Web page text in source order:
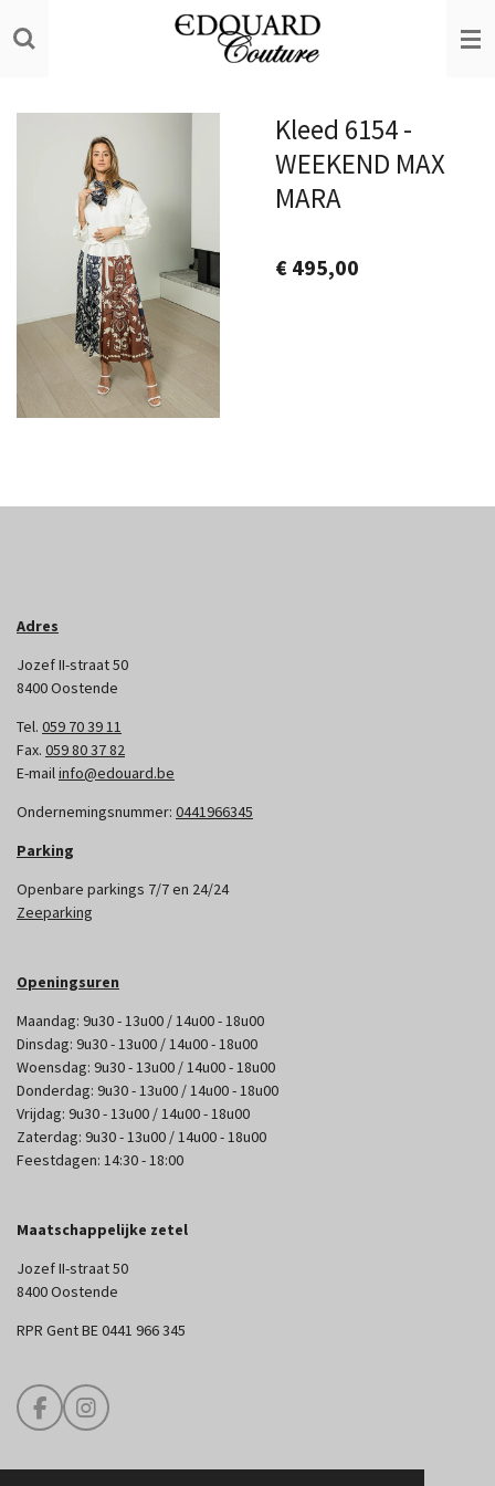
direct
Kleed 6154 -
WEEKEND MAX
MARA
€ 495,00
Adres
Jozef II-straat 50
8400 Oostende
Tel. 059 70 39 11
Fax. 059 80 37 82
E-mailinfo@edouard.be
Ondernemingsnummer: 0441966345
Parking
Openbare parkings 7/7 en 24/24
Zeeparking
Openingsuren
Maandag: 9u30 - 13u00 / 14u00 - 18u00
Dinsdag: 9u30 - 13u00 / 14u00 - 18u00
Woensdag: 9u30 - 13u00 / 14u00 - 18u00
Donderdag: 9u30 - 13u00 / 14u00 - 18u00
Vrijdag: 9u30 - 13u00 / 14u00 - 18u00
Zaterdag: 9u30 - 13u00 / 14u00 - 18u00
Feestdagen: 14:30 - 18:00
Maatschappelijke zetel
Jozef II-straat 50
8400 Oostende
RPR Gent BE 0441 966 345
F
a
I
n